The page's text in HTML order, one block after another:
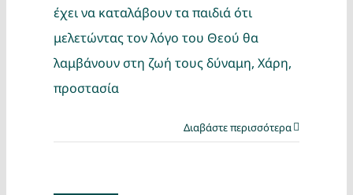
έχει να καταλάβουν τα παιδιά ότι
μελετώντας τον λόγο του Θεού θα
λαμβάνουν στη ζωή τους δύναμη, Χάρη,
προστασία
Διαβάστε περισσότερα